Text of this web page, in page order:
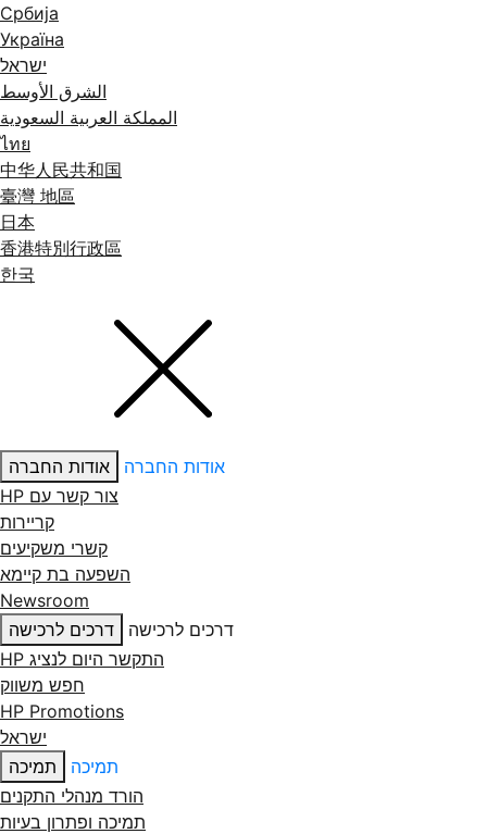
Србија
Україна
ישראל
الشرق الأوسط
المملكة العربية السعودية
ไทย
中华人民共和国
臺灣 地區
日本
香港特別行政區
한국
אודות החברה
אודות החברה
צור קשר עם ‏HP
קריירות
קשרי משקיעים
השפעה בת קיימא
Newsroom
דרכים לרכישה
דרכים לרכישה
התקשר היום לנציג HP
חפש משווק
HP Promotions
ישראל
תמיכה
תמיכה
הורד מנהלי התקנים
תמיכה ופתרון בעיות